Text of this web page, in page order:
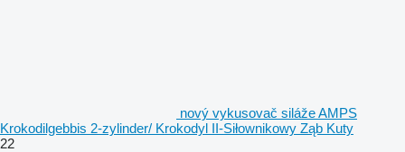
nový vykusovač siláže AMPS
Krokodilgebbis 2-zylinder/ Krokodyl II-Siłownikowy Ząb Kuty
22